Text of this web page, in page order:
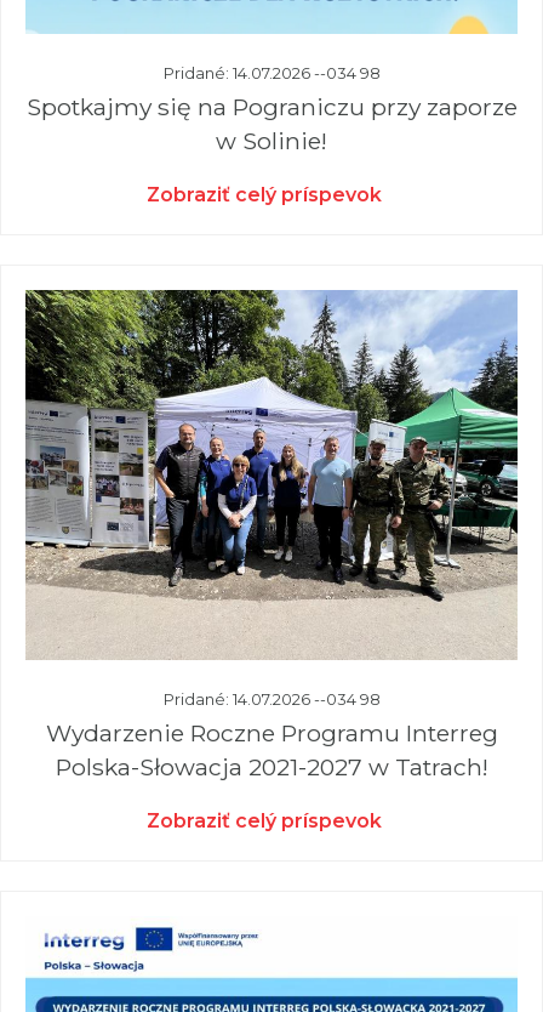
Pridané: 14.07.2026 --034 98
Spotkajmy się na Pograniczu przy zaporze
w Solinie!
Zobraziť celý príspevok
Pridané: 14.07.2026 --034 98
Wydarzenie Roczne Programu Interreg
Polska-Słowacja 2021-2027 w Tatrach!
Zobraziť celý príspevok